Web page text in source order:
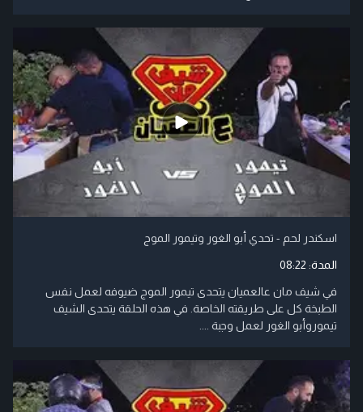
اسكندر لحم - تحدي أبو الغور وتيمور الموج
المدة: 08:22
في شيف مان عالعميان يتحدى تيمور الموج ضيوفه لعمل نفس
الطبخة كل على طريقته الخاصة. في هذه الحلقة يتحدى الشيف
تيموروأبو الغور لعمل وجبة ....